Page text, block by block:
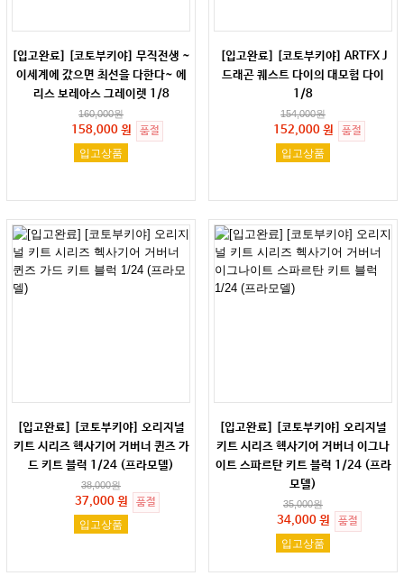
[입고완료] [코토부키야] 무직전생 ~
이세계에 갔으면 최선을 다한다~ 에
리스 보레아스 그레이렛 1/8
160,000원
158,000 원
품절
입고상품
[입고완료] [코토부키야] ARTFX J
드래곤 퀘스트 다이의 대모험 다이
1/8
154,000원
152,000 원
품절
입고상품
[입고완료] [코토부키야] 오리지널
키트 시리즈 헥사기어 거버너 퀸즈 가
드 키트 블럭 1/24 (프라모델)
38,000원
37,000 원
품절
입고상품
[입고완료] [코토부키야] 오리지널
키트 시리즈 헥사기어 거버너 이그나
이트 스파르탄 키트 블럭 1/24 (프라
모델)
35,000원
34,000 원
품절
입고상품